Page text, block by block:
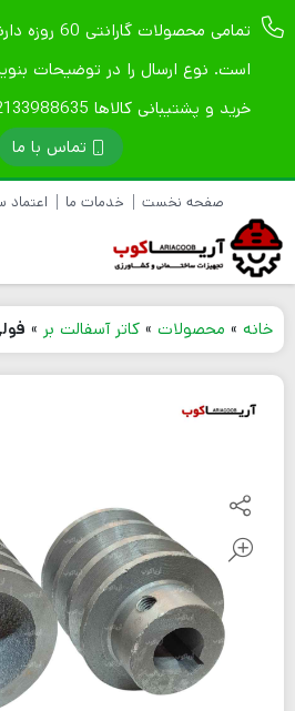
تمامی
است. نوع ارسال را در توضیحات
خرید و پشتیبانی کالاها 02133988635 - 09125079825
تماس با ما
صفحه نخست خدمات ما اعتماد
خانه » محصولات » کاتر آسفالت بر »